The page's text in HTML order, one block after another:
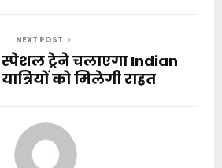
NEXT POST
स्पेशल ट्रेने चलाएगा Indian
को मिलेगी राहत